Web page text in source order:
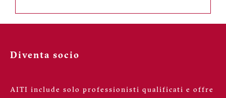
Diventa socio
AITI include solo professionisti qualificati e offre